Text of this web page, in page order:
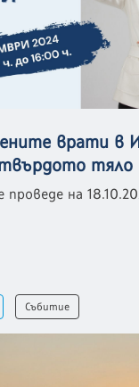
врати в
тяло
на
Събитие